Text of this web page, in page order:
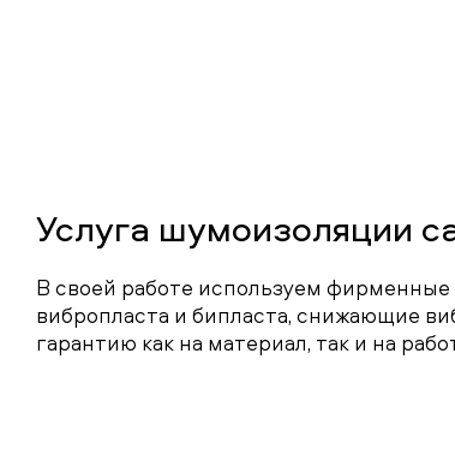
Услуга шумоизоляции
В своей работе используем
вибропласта и бипласта, снижающие
гарантию как на материал, так и на